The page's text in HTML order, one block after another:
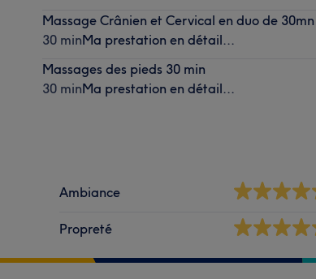
Massage Crânien et Cervical en duo de 30mn
30 minMa prestation en détail...
Massages des pieds 30 min
30 minMa prestation en détail...
Ambiance
Propreté